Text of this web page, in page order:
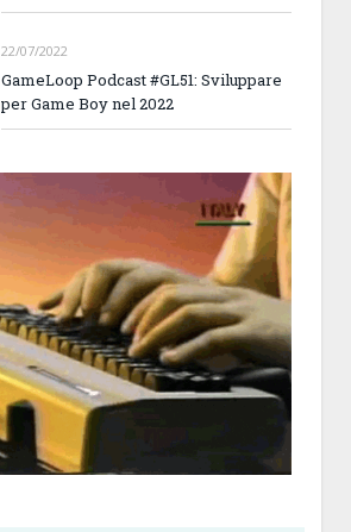
22/07/2022
GameLoop Podcast #GL51: Sviluppare
per Game Boy nel 2022